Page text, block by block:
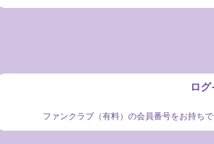
ロ
ファンクラブ（有料）の会員番号をお持ち